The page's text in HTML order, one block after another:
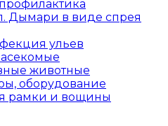
Дымари в виде спрея
ульев
животные
оборудование
рамки и вощины